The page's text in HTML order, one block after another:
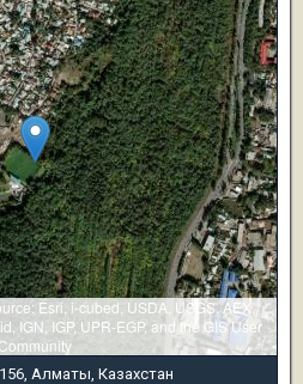
Esri, i-cubed, USDA, USGS, AEX,
IGN, IGP, UPR-EGP, and the GIS User
Community
Алматы, Казахстан